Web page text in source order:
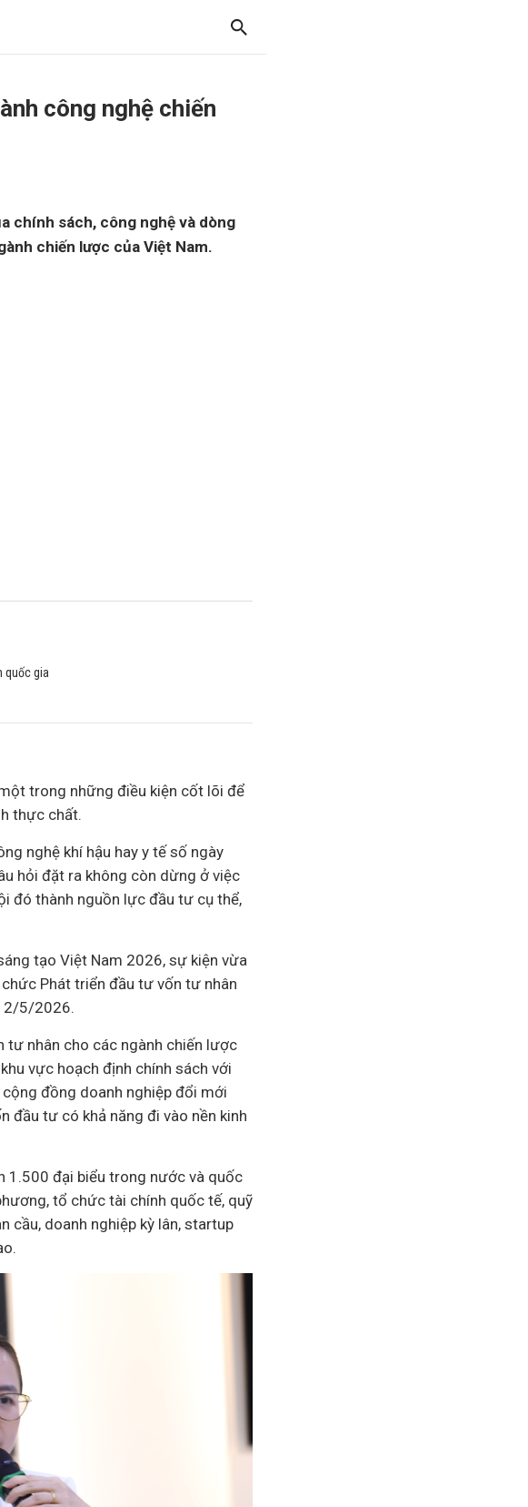
công nghệ chiến
chính sách, công nghệ và dòng
chiến lược của Việt Nam.
quốc gia
trong những điều kiện cốt lõi để
thực chất.
nghệ khí hậu hay y tếsố ngày
hỏi đặt ra không còn dừng ở việc
đó thành nguồn lực đầu tưcụ thể,
tạo Việt Nam 2026, sự kiện vừa
Phát triển đầu tư vốn tư nhân
5/2026.
tư nhân cho các ngành chiến lược
vực hoạch định chính sách với
cộng đồng doanh nghiệpđổi mới
đầu tư có khả năng đi vào nền kinh
1.500 đại biểu trong nước và quốc
tổ chức tài chính quốc tế, quỹ
cầu, doanh nghiệp kỳ lân, startup